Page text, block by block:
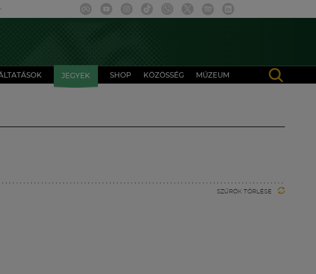
JEGYEK SHOP KÖZÖSSÉG MÚZEUM
SZŰRŐK TÖRLÉSE